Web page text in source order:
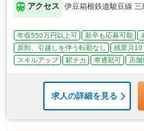
アクセス 伊豆箱根鉄道駿豆線 三
年収550万円以上可 新卒も応募可能
原則、引越しを伴う転勤なし
残業月10
スキルアップ
駅チカ 車通勤可 店
求人の詳細を見る